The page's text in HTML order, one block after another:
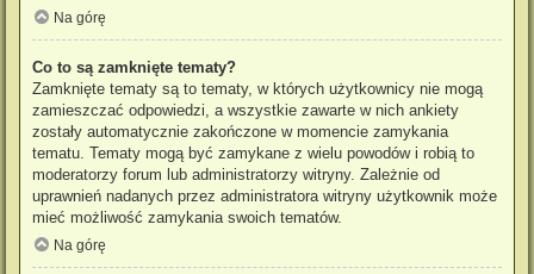
Na górę
Co to są zamknięte tematy?
Zamknięte tematy są to tematy, w których użytkownicy nie mogą
zamieszczać odpowiedzi, a wszystkie zawarte w nich ankiety
zostały automatycznie zakończone w momencie zamykania
tematu. Tematy mogą być zamykane z wielu powodów i robią to
moderatorzy forum lub administratorzy witryny. Zależnie od
uprawnień nadanych przez administratora witryny użytkownik może
mieć możliwość zamykania swoich tematów.
Na górę